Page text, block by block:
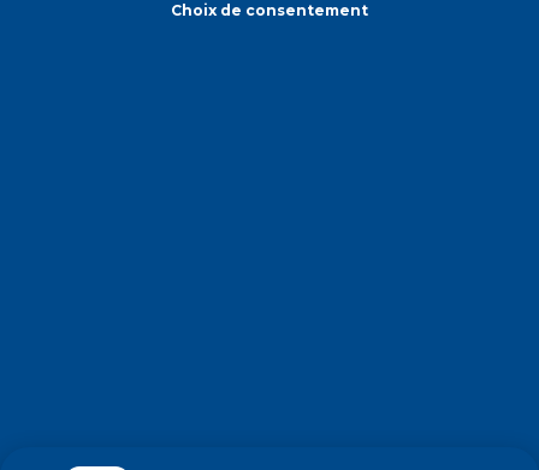
Choix de consentement